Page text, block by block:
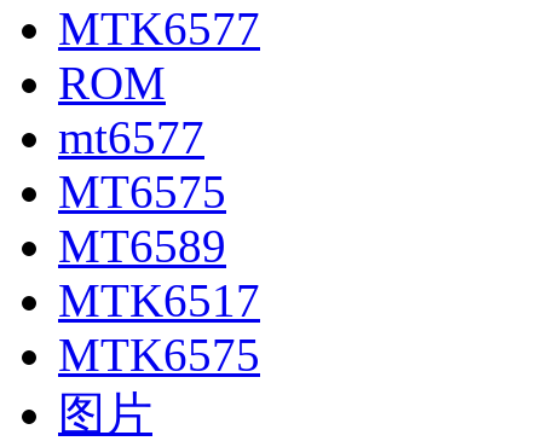
MTK6577
ROM
mt6577
MT6575
MT6589
MTK6517
MTK6575
图片